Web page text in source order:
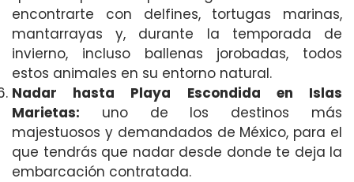
encontrarte con delfines, tortugas marinas,
mantarrayas y, durante la temporada de
invierno, incluso ballenas jorobadas, todos
estos animales en su entorno natural.
Nadar hasta Playa Escondida en Islas
Marietas: uno de los destinos más
majestuosos y demandados de México, para el
que tendrás que nadar desde donde te deja la
embarcación contratada.